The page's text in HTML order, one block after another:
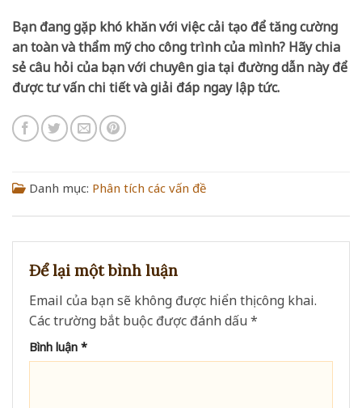
Bạn đang gặp khó khăn với việc cải tạo để tăng cường
an toàn và thẩm mỹ cho công trình của mình? Hãy chia
sẻ câu hỏi của bạn với chuyên gia tại đường dẫn này để
được tư vấn chi tiết và giải đáp ngay lập tức.
Danh mục: Phân tích các vấn đề
Để lại một bình luận
Email của bạn sẽ không được hiển thị công khai.
Các trường bắt buộc được đánh dấu *
Bình luận *